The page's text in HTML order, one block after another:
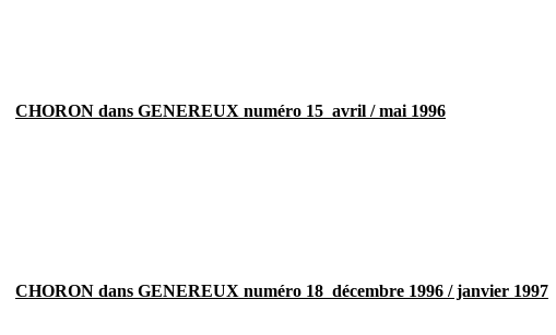
CHORON dans GENEREUX numéro 15  avril / mai 1996
CHORON dans GENEREUX numéro 18  décembre 1996 / janvier 1997